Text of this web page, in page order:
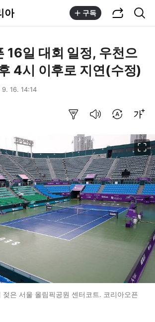
아 구독
16일 대회 일정, 우천으
4시 이후로 지연(수정)
16. 14:14
젖은 서울 올림픽공원 센터코트. 코리아오픈